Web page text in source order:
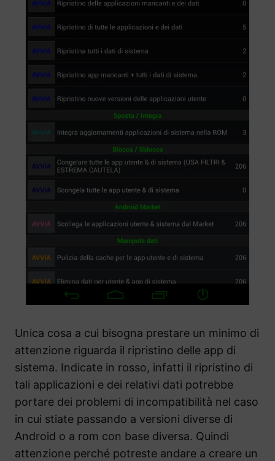
Unica cosa a cui bisogna prestare un minimo di
attenzione riguarda il ripristino delle app di
sistema. Indicate in rosso, infatti il ripristino di
tali applicazioni e dei relativi dati potrebbe
portare dei problemi di incompatibilità nel caso
in cui stiate passando a versioni diverse di
Android o a rom con base diversa. Quindi
attenzione perché potreste andare a creare un